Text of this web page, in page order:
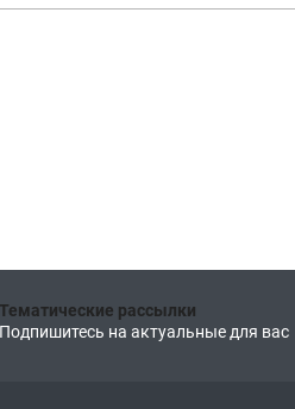
Тематические рассылки
Подпишитесь на актуальные для вас